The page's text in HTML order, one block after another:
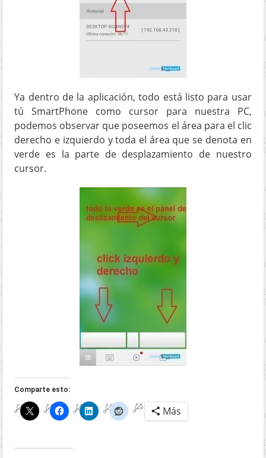
Ya dentro de la aplicación, todo está listo para usar
tú SmartPhone como cursor para nuestra PC,
podemos observar que poseemos el área para el clic
derecho e izquierdo y toda el área que se denota en
verde es la parte de desplazamiento de nuestro
cursor.
Comparte esto:
Más